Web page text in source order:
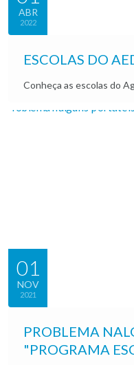
ABR
2022
ESCOLAS DO
Conheça as escolas do
01
NOV
2021
PROBLEMA
"PROGRAMA